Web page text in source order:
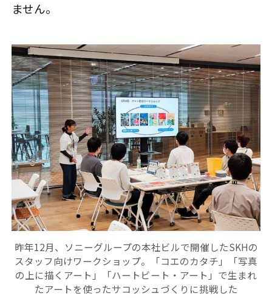
ません。
昨年12月、ソニーグループの本社ビルで開催したSKHの
スタッフ向けワークショップ。「コエのカタチ」「写真
の上に描くアート」「ハートビート・アート」で生まれ
たアートを使ったサコッシュづくりに挑戦した